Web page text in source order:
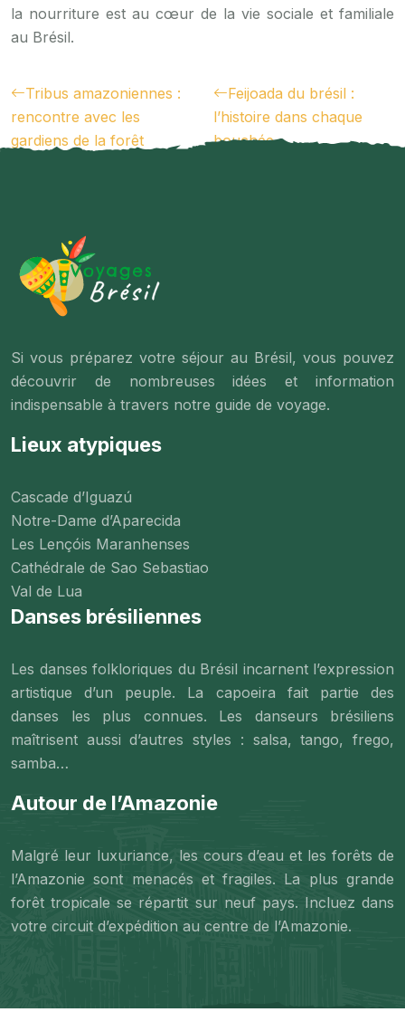
la nourriture est au cœur de la vie sociale et familiale
au Brésil.
Tribus amazoniennes :
rencontre avec les
gardiens de la forêt
Feijoada du brésil :
l’histoire dans chaque
bouchée
Si vous préparez votre séjour au Brésil, vous pouvez
découvrir de nombreuses idées et information
indispensable à travers notre guide de voyage.
Lieux atypiques
Cascade d’Iguazú
Notre-Dame d’Aparecida
Les Lençóis Maranhenses
Cathédrale de Sao Sebastiao
Val de Lua
Danses brésiliennes
Les danses folkloriques du Brésil incarnent l’expression
artistique d’un peuple. La capoeira fait partie des
danses les plus connues. Les danseurs brésiliens
maîtrisent aussi d’autres styles : salsa, tango, frego,
samba…
Autour de l’Amazonie
Malgré leur luxuriance, les cours d’eau et les forêts de
l’Amazonie sont menacés et fragiles. La plus grande
forêt tropicale se répartit sur neuf pays. Incluez dans
votre circuit d’expédition au centre de l’Amazonie.